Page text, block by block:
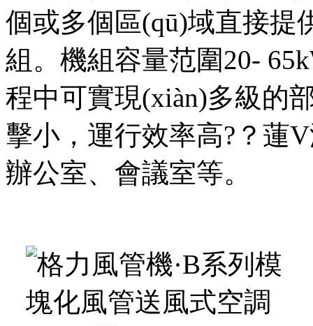
個或多個區(qū)域直接提
組。機組容量范圍20-
程中可實現(xiàn)多級的部
擊小，運行效率高?？蓮
辦公室、會議室等。